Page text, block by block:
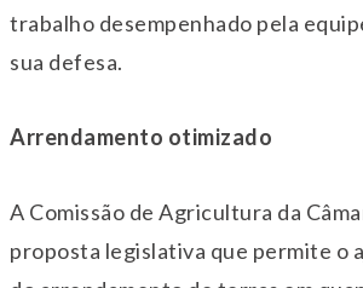
trabalho desempenhado pela
sua defesa.
Arrendamento otimizado
A Comissão de Agricultura da
proposta legislativa que permite o